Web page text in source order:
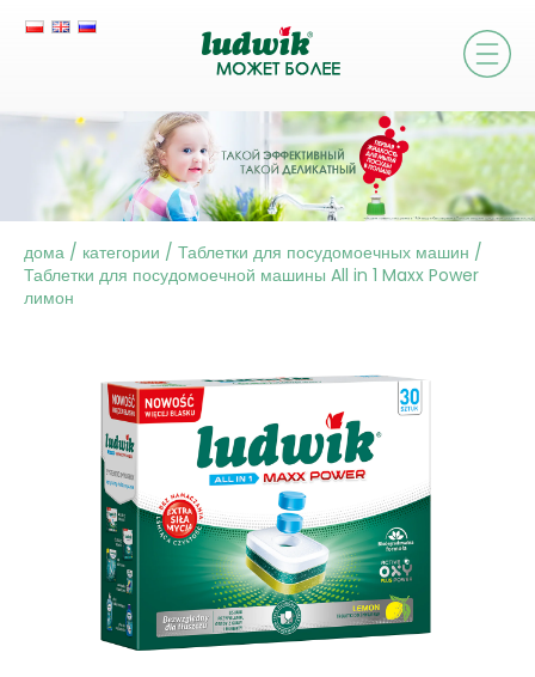
дома / категории / Таблетки для посудомоечных машин /
Таблетки для посудомоечной машины All in 1 Maxx Power
лимон